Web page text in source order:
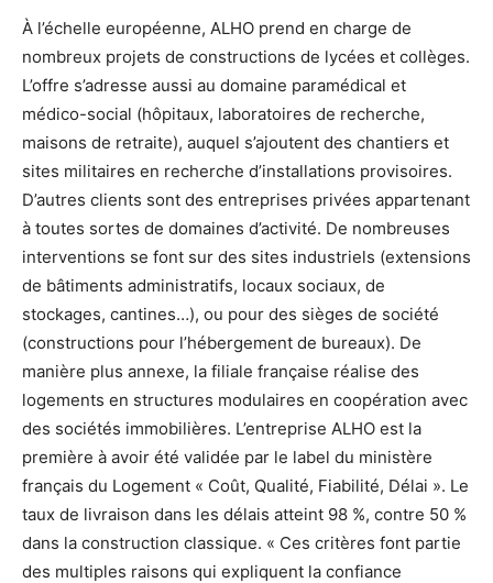
À l’échelle européenne, ALHO prend en charge de
nombreux projets de constructions de lycées et collèges.
L’offre s’adresse aussi au domaine paramédical et
médico-social (hôpitaux, laboratoires de recherche,
maisons de retraite), auquel s’ajoutent des chantiers et
sites militaires en recherche d’installations provisoires.
D’autres clients sont des entreprises privées appartenant
à toutes sortes de domaines d’activité. De nombreuses
interventions se font sur des sites industriels (extensions
de bâtiments administratifs, locaux sociaux, de
stockages, cantines…), ou pour des sièges de société
(constructions pour l’hébergement de bureaux). De
manière plus annexe, la filiale française réalise des
logements en structures modulaires en coopération avec
des sociétés immobilières. L’entreprise ALHO est la
première à avoir été validée par le label du ministère
français du Logement « Coût, Qualité, Fiabilité, Délai ». Le
taux de livraison dans les délais atteint 98 %, contre 50 %
dans la construction classique. « Ces critères font partie
des multiples raisons qui expliquent la confiance